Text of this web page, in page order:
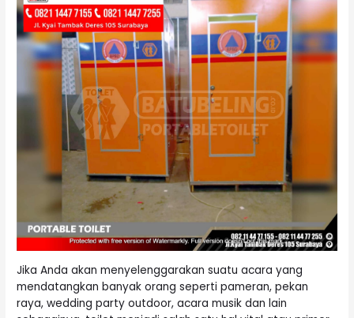
Jika Anda akan menyelenggarakan suatu acara yang
mendatangkan banyak orang seperti pameran, pekan
raya, wedding party outdoor, acara musik dan lain